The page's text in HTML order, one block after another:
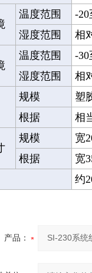
温度范围
-
湿度范围
相
温度范围
-30
湿度范围
相
规模
塑
根据
相
规模
宽
根据
宽
约
产品：